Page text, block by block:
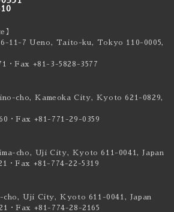
】
11-7 Ueno, Taito-ku, Tokyo 110-0005,
・Fax +81-3-5828-3577
cho, Kameoka City, Kyoto 621-0829,
・Fax +81-771-29-0359
cho, Uji City, Kyoto 611-0041, Japan
・Fax +81-774-22-5319
cho, Uji City,Kyoto 611-0041, Japan
・Fax +81-774-28-2165